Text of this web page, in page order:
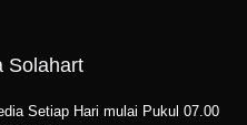
Solahart
Setiap Hari mulai Pukul 07.00